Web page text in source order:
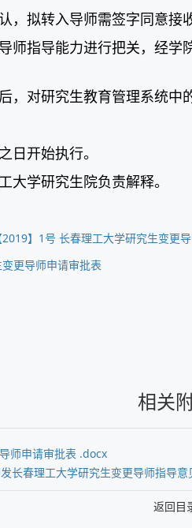
，拟转入导师需签字同意接收
师指导能力进行把关，经
，对研究生教育管理系统中
日开始执行。
大学研究生院负责解释。
】1号 长春理工大学研究生变更导
更导师申请审批表
相关
师申请审批表 .docx
长春理工大学研究生变更导师指导
返回目